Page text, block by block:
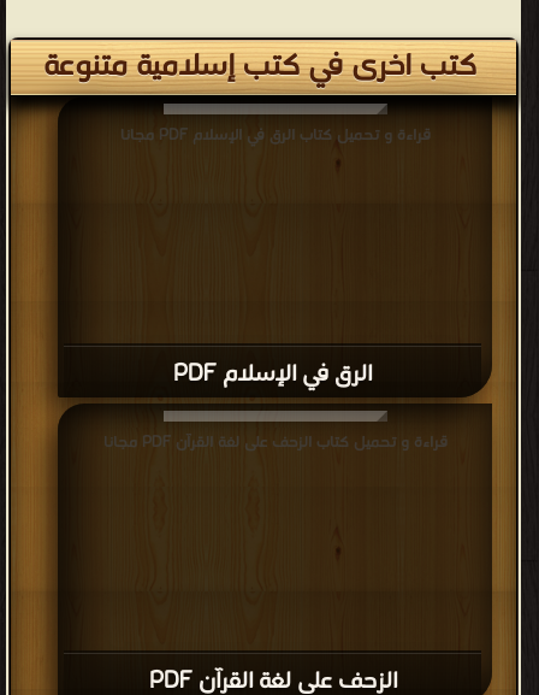
كتب اخرى في كتب إسلامية متنوعة
الرق في الإسلام PDF
قراءة و تحميل كتاب الرق في الإسلام PDF مجانا
الزحف على لغة القرآن PDF
قراءة و تحميل كتاب الزحف على لغة القرآن PDF مجانا